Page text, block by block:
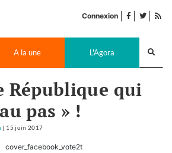
Connexion facebook
twitter
A la une L'Agora
République qui
pas » !
| 15 juin 2017